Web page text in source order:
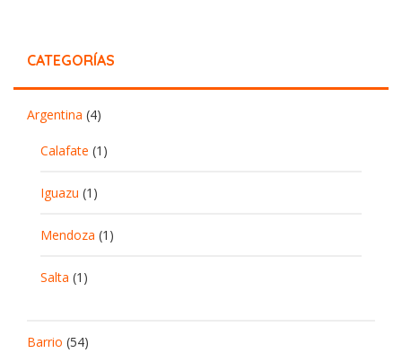
CATEGORÍAS
Argentina (4)
Calafate (1)
Iguazu (1)
Mendoza (1)
Salta (1)
Barrio (54)